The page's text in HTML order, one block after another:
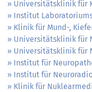
Universitätsklinik für
Institut
Klinik für Mund-,
Universitätsklinik für
Universitätsklinik für
Institut für
Institut für
Klinik für